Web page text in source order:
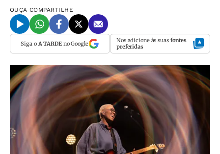
OUÇA COMPARTILHE
Siga o A TARDEno Google Nos adicione às suas fontes
preferidas